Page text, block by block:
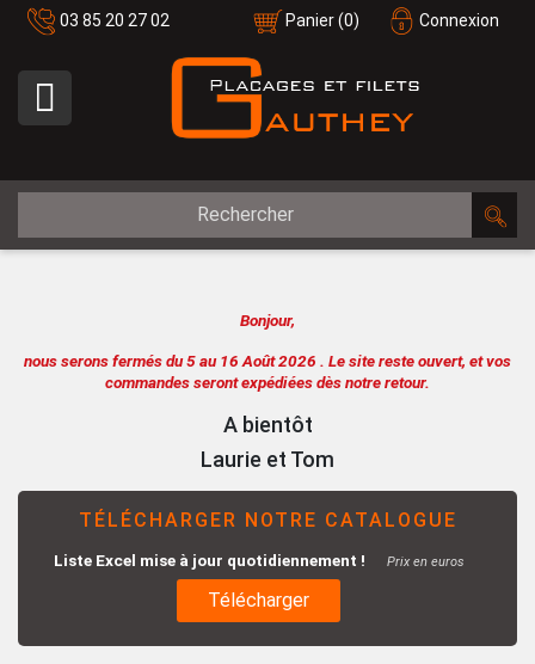
03 85 20 27 02 Connexion
Panier(0)

Bonjour,
nous serons fermés du 5 au 16 Août 2026 . Le site reste ouvert, et vos
commandes seront expédiées dès notre retour.
A bientôt
Laurie et Tom
TÉLÉCHARGER NOTRE CATALOGUE
Liste Excel mise à jour quotidiennement ! Prix en euros
Télécharger